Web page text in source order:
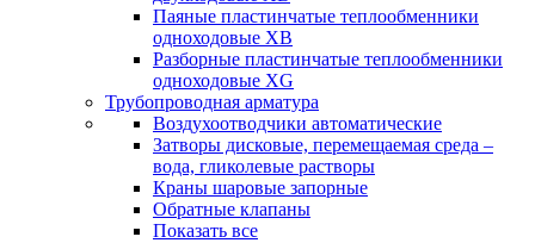
Паяные пластинчатые теплообменники
одноходовые ХВ
Разборные пластинчатые теплообменники
одноходовые ХG
Трубопроводная арматура
Воздухоотводчики автоматические
Затворы дисковые, перемещаемая среда –
вода, гликолевые растворы
Краны шаровые запорные
Обратные клапаны
Показать все